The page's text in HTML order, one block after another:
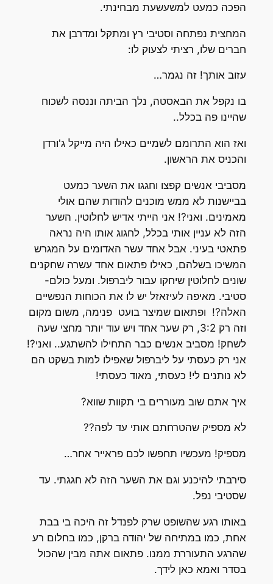
הפכה כמעט למשעשעת מבחינתי.
המחצית נפתחה וסטיבי רץ ומתקל ומדרבן את
חברים שלו, רציתי לצעוק לו:
עזוב אותך! זה נגמר…
בו נקפל את הבאסטה, נלך הביתה וננסה לשכוח
שהיינו פה בכלל..
ואז הוא התרומם לשמיים כאילו היה מייקל ג'ורדן
והכניס את הראשון.
מסביבי אנשים קפצו וחגגו את השער כמעט
בביישנות לא ממש מוכנים להודות שהם אולי
מאמינים. ואני?! אני הייתי אדיש לחלוטין. השער
הזה לא עניין אותי בכלל, לחגוג אותו היה נראה
פתאטי בעיני. אבל אחד עשר האדומים על המגרש
המשיכו בשלהם, כאילו פתאום אחד עשרה שחקנים
שונים לחלוטין שיחקו עבור ליברפול. ומעל כולם-
סטיבי. מאיפה לעיזאזל יש לו את הכוחות הנפשיים
האלה?! ופתאום שמיצר בועט פנימה, משום מקום
וזה רק 3:2, רק שער אחד ויש עוד יותר מחצי שעה
לשחק! מסביב אנשים כבר התחילו להשתגע.. ואני?!
אני רק כעסתי על ליברפול שאפילו למות בשקט הם
לא נותנים לי! כעסתי, מאוד כעסתי!
איך אתם שוב מעוררים בי תקוות שווא?
לא מספיק שהטרחתם אותי עד לפה??
מספיק! מעכשיו תחפשו לכם פראייר אחר…
סירבתי להיכנע וגם את השער הזה לא חגגתי. עד
שסטיבי נפל.
באותו רגע שהשופט שרק לפנדל זה היכה בי בבת
אחת, כמו במתיחה של יהודה ברקן, כמו בחלום רע
שהרגע התעוררת ממנו. פתאום אתה מבין שהכול
בסדר ואמא כאן לידך.